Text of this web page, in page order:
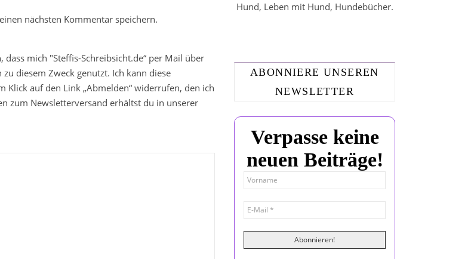
nächsten Kommentar speichern.
mich "Steffis-Schreibsicht.de“ per Mail über
diesem Zweck genutzt. Ich kann diese
auf den Link „Abmelden“ widerrufen, den ich
zum Newsletterversand erhältst du in unserer
Hund, Leben mit Hund, Hundebücher.
ABONNIERE UNSEREN
NEWSLETTER
Verpasse keine
neuen Beiträge!